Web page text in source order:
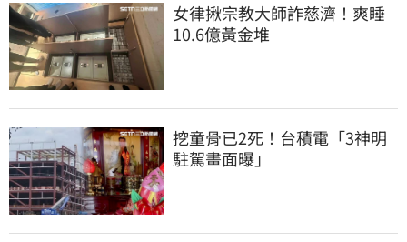
女律揪宗教大師詐慈濟！爽睡
10.6億黃金堆
挖童骨已2死！台積電「3神明
駐駕畫面曝」